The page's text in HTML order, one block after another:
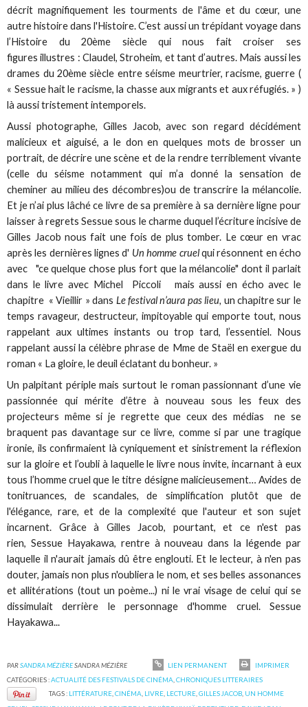
décrit magnifiquement les tourments de l'âme et du cœur, une
autre histoire dans l'Histoire. C’est aussi un trépidant voyage dans
l’Histoire du 20ème siècle qui nous fait croiser ses
figures illustres : Claudel, Stroheim, et tant d’autres. Mais aussi les
drames du 20ème siècle entre séisme meurtrier, racisme, guerre (
« Sessue hait le racisme, la chasse aux migrants et aux réfugiés. » )
là aussi tristement intemporels.
Aussi photographe, Gilles Jacob, avec son regard décidément
malicieux et aiguisé, a le don en quelques mots de brosser un
portrait, de décrire une scène et de la rendre terriblement vivante
(celle du séisme notamment qui m’a donné la sensation de
cheminer au milieu des décombres)ou de transcrire la mélancolie.
Et je n’ai plus lâché ce livre de sa première à sa dernière ligne pour
laisser à regrets Sessue sous le charme duquel l’écriture incisive de
Gilles Jacob nous fait une fois de plus tomber. Le cœur en vrac
après les dernières lignes d' Un homme cruelqui résonnent en écho
avec "ce quelque chose plus fort que la mélancolie" dont il parlait
dans le livre avec Michel Piccoli mais aussi en écho avec le
chapitre « Vieillir » dans Le festival n’aura pas lieu, un chapitre sur le
temps ravageur, destructeur, impitoyable qui emporte tout, nous
rappelant aux ultimes instants ou trop tard, l’essentiel. Nous
rappelant aussi la célèbre phrase de Mme de Staël en exergue du
roman « La gloire, le deuil éclatant du bonheur. »
Un palpitant périple mais surtout le roman passionnant d’une vie
passionnée qui mérite d’être à nouveau sous les feux des
projecteurs même si je regrette que ceux des médias ne se
braquent pas davantage sur ce livre, comme si par une tragique
ironie, ils confirmaient là cyniquement et sinistrement la réflexion
sur la gloire et l’oubli à laquelle le livre nous invite, incarnant à eux
tous l’homme cruel que le titre désigne malicieusement… Avides de
tonitruances, de scandales, de simplification plutôt que de
l'élégance, rare, et de la complexité que l'auteur et son sujet
incarnent. Grâce à Gilles Jacob, pourtant, et ce n'est pas
rien, Sessue Hayakawa, rentre à nouveau dans la légende par
laquelle il n'aurait jamais dû être englouti. Et le lecteur, à n'en pas
douter, jamais non plus n'oubliera le nom, et ses belles assonances
et allitérations (tout un poème...) ni le vrai visage de celui qui se
dissimulait derrière le personnage d'homme cruel. Sessue
Hayakawa...
PARSANDRA MÉZIÈRESANDRA MÉZIÈRE LIEN PERMANENT
IMPRIMER
CATÉGORIES :ACTUALITÉ DES FESTIVALS DE CINÉMA ,CHRONIQUES LITTERAIRES
TAGS : LITTÉRATURE ,CINÉMA LIVRE LECTURE ,GILLES JACOB UN HOMME